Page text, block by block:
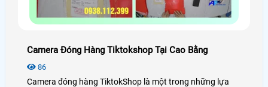
Camera Đóng Hàng Tiktokshop Tại Cao Bằng
86
Camera đóng hàng TiktokShop là một trong những lựa